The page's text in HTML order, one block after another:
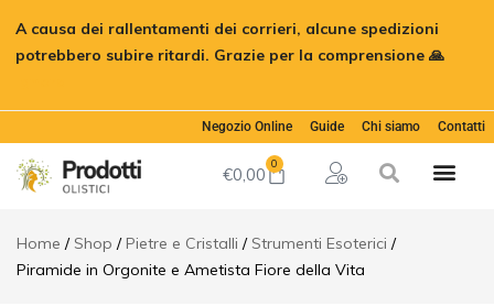
A causa dei rallentamenti dei corrieri, alcune spedizioni
potrebbero subire ritardi. Grazie per la comprensione 🙏
Negozio Online Guide Chi siamo Contatti
€0,00 0
Home Shop Pietre e Cristalli
Strumenti Esoterici
Piramide in Orgonite e Ametista Fiore della Vita
Piramide
in
Orgonite
Fiore della
Informazioni
€ 21,00